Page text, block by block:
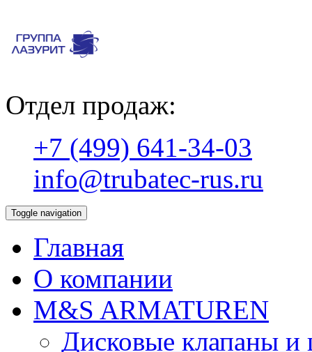
Отдел продаж:
+7 (499) 641-34-03
info@trubatec-rus.ru
Toggle navigation
Главная
О компании
М&S ARMATUREN
Дисковые клапаны